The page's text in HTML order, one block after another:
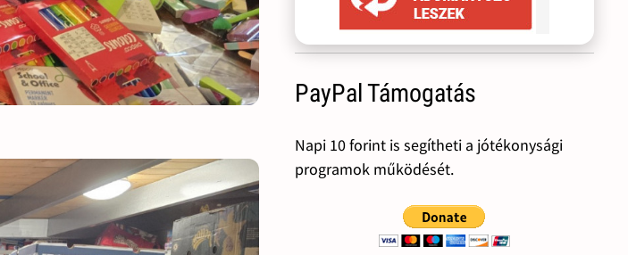
PayPal Támogatás
Napi 10 forint is segítheti a jótékonysági
programok működését.